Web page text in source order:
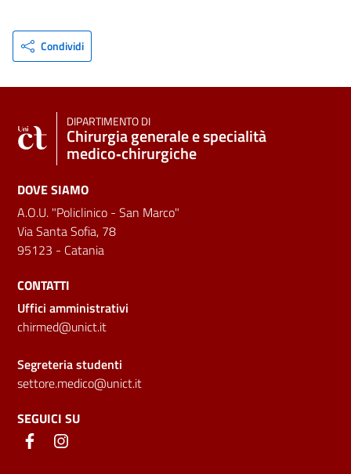
Condividi
DIPARTIMENTO DI
Chirurgia generale e specialità
medico‑chirurgiche
DOVE SIAMO
A.O.U. "Policlinico - San Marco"
Via Santa Sofia, 78
95123 - Catania
CONTATTI
Uffici amministrativi
chirmed@unict.it
Segreteria studenti
settore.medico@unict.it
SEGUICI SU